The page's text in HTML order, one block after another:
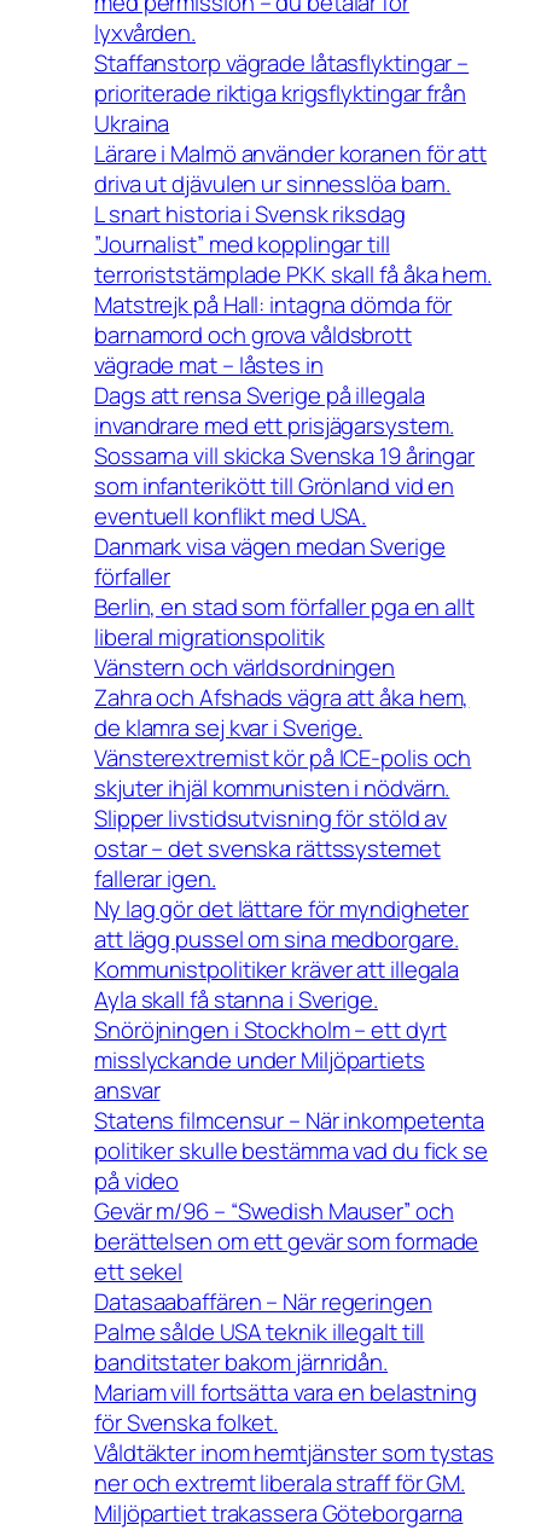
lyxvården.
Staffanstorp vägrade låtasflyktingar –
prioriterade riktiga krigsflyktingar från
Ukraina
Lärare i Malmö använder koranen för att
driva ut djävulen ur sinnesslöa barn.
L snart historia i Svensk riksdag
”Journalist” med kopplingar till
terroriststämplade PKK skall få åka hem.
Matstrejk på Hall: intagna dömda för
barnamord och grova våldsbrott
vägrade mat – låstes in
Dags att rensa Sverige på illegala
invandrare med ett prisjägarsystem.
Sossarna vill skicka Svenska 19 åringar
som infanterikött till Grönland vid en
eventuell konflikt med USA.
Danmark visa vägen medan Sverige
förfaller
Berlin, en stad som förfaller pga en allt
liberal migrationspolitik
Vänstern och världsordningen
Zahra och Afshads vägra att åka hem,
de klamra sej kvar i Sverige.
Vänsterextremist kör på ICE-polis och
skjuter ihjäl kommunisten i nödvärn.
Slipper livstidsutvisning för stöld av
ostar – det svenska rättssystemet
fallerar igen.
Ny lag gör det lättare för myndigheter
att lägg pussel om sina medborgare.
Kommunistpolitiker kräver att illegala
Ayla skall få stanna i Sverige.
Snöröjningen i Stockholm – ett dyrt
misslyckande under Miljöpartiets
ansvar
Statens filmcensur – När inkompetenta
politiker skulle bestämma vad du fick se
på video
Gevär m/96 – “Swedish Mauser” och
berättelsen om ett gevär som formade
ett sekel
Datasaabaffären – När regeringen
Palme sålde USA teknik illegalt till
banditstater bakom järnridån.
Mariam vill fortsätta vara en belastning
för Svenska folket.
Våldtäkter inom hemtjänster som tystas
ner och extremt liberala straff för GM.
Miljöpartiet trakassera Göteborgarna